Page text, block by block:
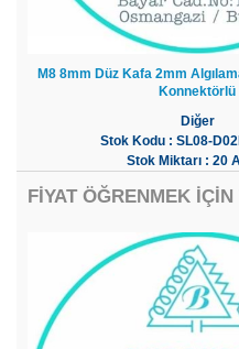
M8 8mm Düz Kafa 2mm
Konnektörlü
Diğer
Stok Kodu : SL08-
Stok Miktarı : 20
FİYAT ÖĞRENMEK